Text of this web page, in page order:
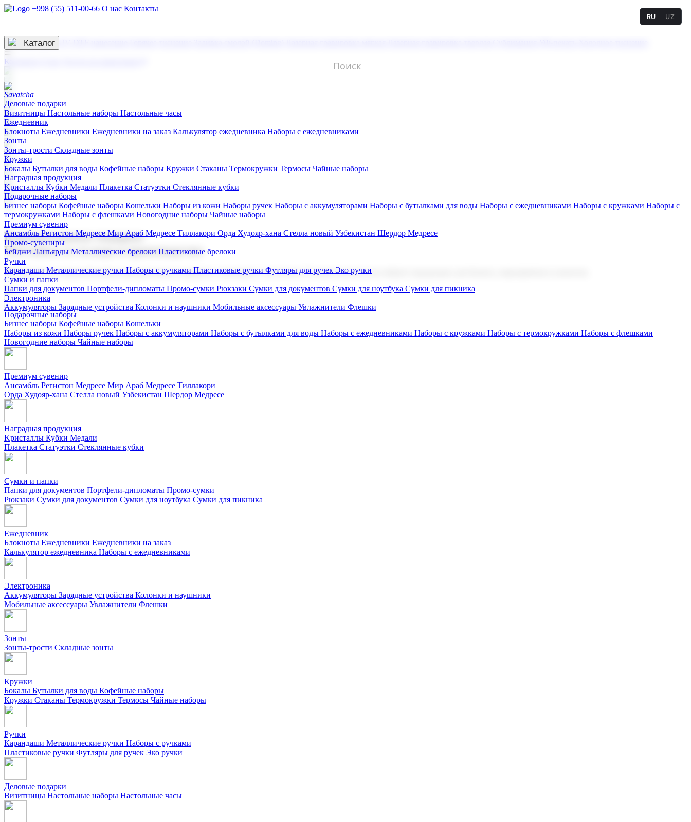
+998 (55) 511-00-66 О нас Контакты
3D гравировка
RU UZ
☰
Контакты
Каталог
Деловые подарки
Визитницы Настольные наборы Настольные часы
Ежедневник
Блокноты Ежедневники Ежедневники на заказ Калькулятор ежедневника Наборы с ежедневниками
Зонты
Зонты-трости Складные зонты
Кружки
Бокалы Бутылки для воды Кофейные наборы Кружки Стаканы Термокружки Термосы Чайные наборы
Наградная продукция
Kристаллы Кубки Медали Плакетка Статуэтки Стеклянные кубки
Подарочные наборы
Бизнес наборы Кофейные наборы Кошельки Наборы из кожи Наборы ручек Наборы с аккумуляторами Наборы с бутылками для воды Наборы с ежедневниками Наборы с кружками Наборы с
термокружками Наборы с флешками Новогодние наборы Чайные наборы
Премиум сувенир
Ансамбль Регистон Медресе Мир Араб Медресе Тиллакори Орда Худояр-хана Стелла новый Узбекистан Шердор Медресе
Промо-сувениры
Бейджи Ланъярды Металлические брелоки Пластиковые брелоки
Ручки
Карандаши Металлические ручки Наборы с ручками Пластиковые ручки Футляры для ручек Эко ручки
Сумки и папки
Папки для документов Портфели-дипломаты Промо-сумки Рюкзаки Сумки для документов Сумки для ноутбука Сумки для пикника
Электроника
Аккумуляторы Зарядные устройства Колонки и наушники Мобильные аксессуары Увлажнители Флешки
Корпоративные подарки
Поставка со склада и производство
Мы предлагаем широкий выбор корпоративных подарков и сувениров с логотипом. В нашем каталоге вы найдете продукцию для бизнеса, мероприятия и клиентов.
Подарочные наборы
Бизнес наборы Кофейные наборы Кошельки
Наборы из кожи Наборы ручек Наборы с аккумуляторами Наборы с бутылками для воды Наборы с ежедневниками Наборы с кружками Наборы с термокружками Наборы с флешками
Новогодние наборы Чайные наборы
Премиум сувенир
Ансамбль Регистон Медресе Мир Араб Медресе Тиллакори
Орда Худояр-хана Стелла новый Узбекистан Шердор Медресе
Наградная продукция
Kристаллы Кубки Медали
Плакетка Статуэтки Стеклянные кубки
Сумки и папки
Папки для документов Портфели-дипломаты Промо-сумки
Рюкзаки Сумки для документов Сумки для ноутбука Сумки для пикника
Ежедневник
Блокноты Ежедневники Ежедневники на заказ
Калькулятор ежедневника Наборы с ежедневниками
Электроника
Аккумуляторы Зарядные устройства Колонки и наушники
Мобильные аксессуары Увлажнители Флешки
Зонты
Зонты-трости Складные зонты
Кружки
Бокалы Бутылки для воды Кофейные наборы
Кружки Стаканы Термокружки Термосы Чайные наборы
Ручки
Карандаши Металлические ручки Наборы с ручками
Пластиковые ручки Футляры для ручек Эко ручки
Деловые подарки
Визитницы Настольные наборы Настольные часы